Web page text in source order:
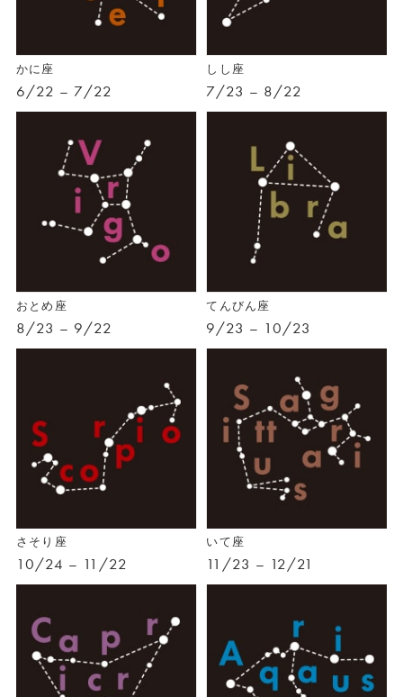
かに座
6/22 – 7/22
しし座
7/23 – 8/22
おとめ座
8/23 – 9/22
てんびん座
9/23 – 10/23
さそり座
10/24 – 11/22
いて座
11/23 – 12/21